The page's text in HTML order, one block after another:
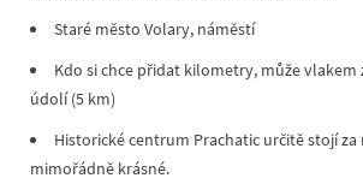
Staré město Volary, náměstí
Kdo si chce přidat kilometry, může vlakem
údolí (5 km)
Historické centrum Prachatic určitě stojí za
mimořádně krásné.